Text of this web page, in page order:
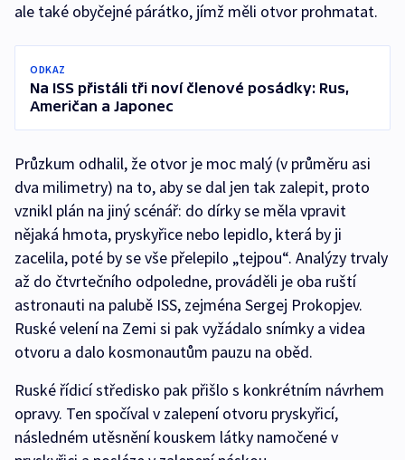
ale také obyčejné párátko, jímž měli otvor prohmatat.
ODKAZ
Na ISS přistáli tři noví členové posádky: Rus,
Američan a Japonec
Průzkum odhalil, že otvor je moc malý (v průměru asi
dva milimetry) na to, aby se dal jen tak zalepit, proto
vznikl plán na jiný scénář: do dírky se měla vpravit
nějaká hmota, pryskyřice nebo lepidlo, která by ji
zacelila, poté by se vše přelepilo „tejpou“. Analýzy trvaly
až do čtvrtečního odpoledne, prováděli je oba ruští
astronauti na palubě ISS, zejména Sergej Prokopjev.
Ruské velení na Zemi si pak vyžádalo snímky a videa
otvoru a dalo kosmonautům pauzu na oběd.
Ruské řídicí středisko pak přišlo s konkrétním návrhem
opravy. Ten spočíval v zalepení otvoru pryskyřicí,
následném utěsnění kouskem látky namočené v